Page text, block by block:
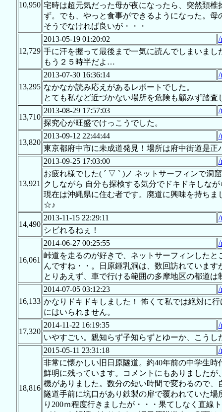
10,950 宅時は超元気だった母が夜になったら、突然頚
ず。でも、やっと食事ができるようになった。
そうでなければ良いが・・・
12,729
2013-05-19 01:20:02
/
手に汗を握って最後まで一気に読んでしまいま
もう２５時半だよ…
13,295
2013-07-30 16:36:14
/
なかなか読み応えがあるレポートでした。
とても私など近づかない場所を危険も顧みず踏
13,710
2013-08-29 17:57:03
/
探究心が旺盛でけっこうでした。
13,820
2013-09-12 22:44:44
/
東京都府中市に未成道発見！場所は府中街道是
13,921
2013-09-25 17:03:00
/
お疲れ様でした( ´ ▽ ` )ノ ネットサーフィンで洞
クしながら 自分も探検する気分でドキドキしな
現在は沖縄県に住む者です。廃道に興味を持ち
☆♪
14,490
2013-11-15 22:29:11
/
シビれるねぇ！
16,061
2014-06-27 00:25:55
/
峠道を走るのが好きで、ネットサーフィンした
んですね・・。日原鍾乳洞は、数回訪れていま
とりあえず、車で行ける範囲の多摩地区の都道
16,133
2014-07-05 03:12:23
/
かなりドキドキしました！ 怖くて私では絶対に
にはいられません。
17,320
2014-11-22 16:19:35
/
いやすごい。親知らず子知らずとゆーか、こう
18,816
2015-05-11 23:31:18
/
非常に懐かしい旧日原隧道。約40年前の中学生
鮮明に残っています。コメントにもありました
機がありました。数分の短い時間で変わるので
隧道手前に坑口があり鉄製の扉で覆われていた
り200ｍ程度行きましたが・・・果てしなく直線